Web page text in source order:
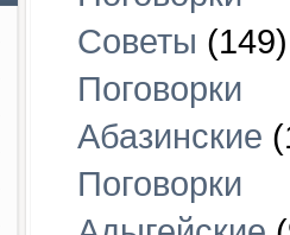
Советы (149)
Поговорки
Абазинские
Поговорки